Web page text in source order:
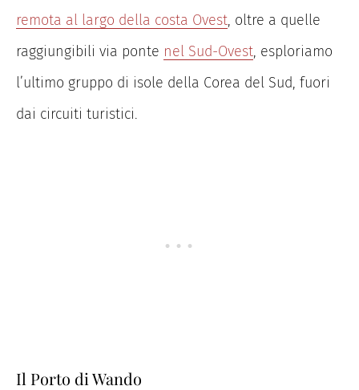
remota al largo della costa Ovest, oltre a quelle
raggiungibili via ponte nel Sud-Ovest, esploriamo
l’ultimo gruppo di isole della Corea del Sud, fuori
dai circuiti turistici.
Il Porto di Wando